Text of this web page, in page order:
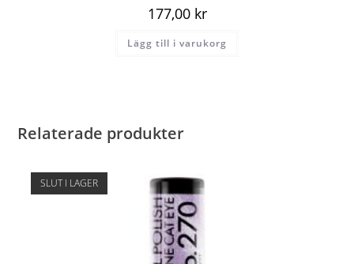
177,00 kr
Lägg till i varukorg
Relaterade produkter
SLUT I LAGER